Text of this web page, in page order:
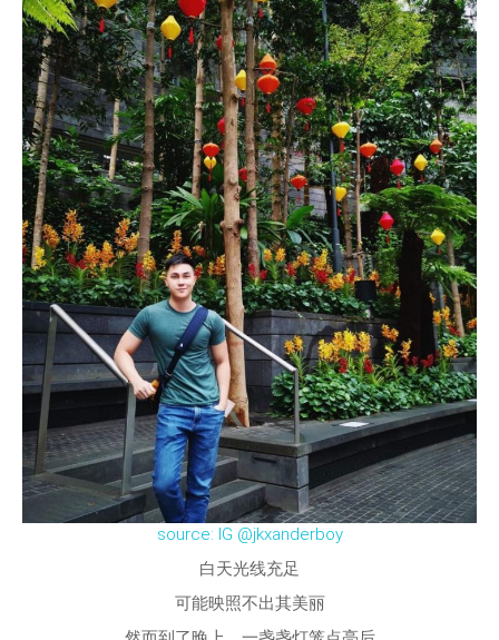
source: IG @jkxanderboy
白天光线充足
可能映照不出其美丽